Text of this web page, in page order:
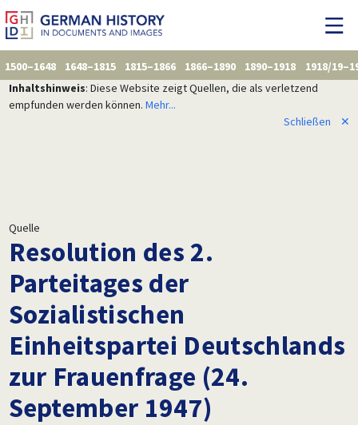
1500–1648 1648–1815 1815–1866 1866–1890 1890–1918
1918/
Inhaltshinweis: Diese Website zeigt Quellen, die als verletzend
empfunden werden können. Mehr...
Schließen
✕
Quelle
Resolution des 2.
Parteitages der
Sozialistischen
Einheitspartei Deutschlands
zur Frauenfrage (24.
September 1947)